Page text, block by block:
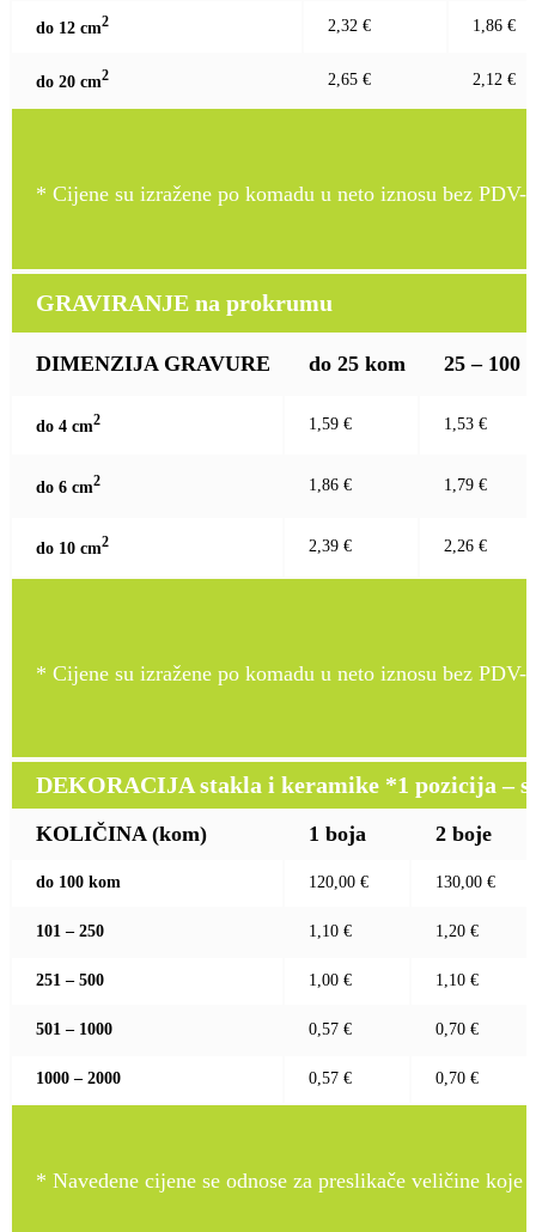
do 12 cm2 2,32 € 1,86 €
do 20 cm2 2,65 € 2,12 €
* Cijene su izražene po komadu u neto iznosu bez PDV-
GRAVIRANJE na prokrumu
DIMENZIJA GRAVURE do 25 kom 25 – 100
do 4 cm2 1,59 € 1,53 €
do 6 cm2 1,86 € 1,79 €
do 10 cm2 2,39 € 2,26 €
* Cijene su izražene po komadu u neto iznosu bez PDV-
DEKORACIJA stakla i keramike *1 pozicija –
KOLIČINA (kom) 1 boja 2 boje
do 100 kom 120,00 € 130,00 €
101 – 250 1,10 € 1,20 €
251 – 500 1,00 € 1,10 €
501 – 1000 0,57 € 0,70 €
1000 – 2000 0,57 € 0,70 €
* Navedene cijene se odnose za preslikače veličine